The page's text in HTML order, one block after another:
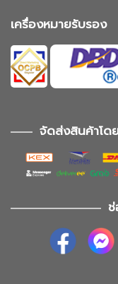
เครื่องหมายรับรอง
จัดส่งสินค้าโด